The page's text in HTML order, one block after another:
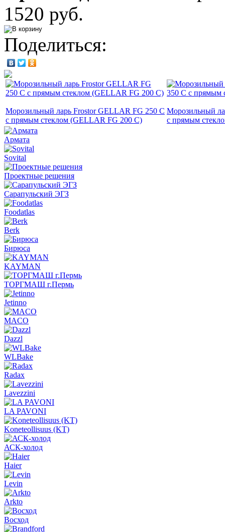
1520 руб.
Поделиться:
Морозильный ларь Frostor GELLAR FG 250 C
с прямым стеклом (GELLAR FG 200 C)
Морозильный
с прямым
Армата
Sovital
Проектные решения
Сарапульский ЭГЗ
Foodatlas
Berk
Бирюса
KAYMAN
ТОРГМАШ г.Пермь
Jetinno
MACO
Dazzl
WLBake
Radax
Lavezzini
LA PAVONI
Koneteollisuus (KT)
АСК-холод
Haier
Levin
Arkto
Восход